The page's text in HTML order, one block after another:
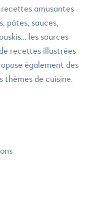
amusantes
pâtes, sauces,
les sources
recettes illustrées
également des
thèmes de cuisine.